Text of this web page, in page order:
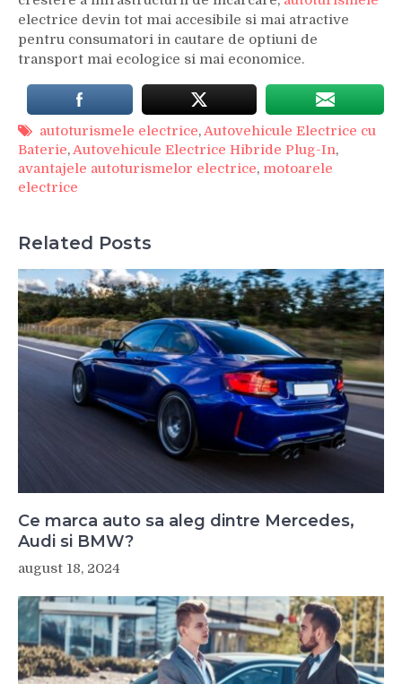
electrice devin tot mai accesibile si mai atractive
pentru consumatori in cautare de optiuni de
transport mai ecologice si mai economice.
autoturismele electrice,Autovehicule Electrice cu
Baterie,Autovehicule Electrice Hibride Plug-In,
avantajele autoturismelor electrice, motoarele
electrice
Related Posts
Ce marca auto sa aleg dintre Mercedes,
Audi si BMW?
august 18, 2024